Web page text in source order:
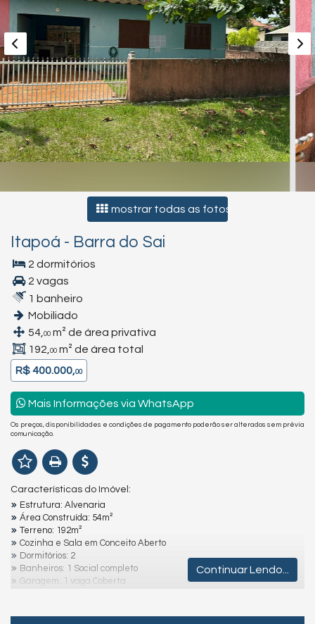
mostrar todas as fotos
Itapoá - Barra do Sai
2 dormitórios
2 vagas
1 banheiro
Mobiliado
54, 00 m² de área privativa
192, 00 m² de área total
R$ 400.000,00
Mais Informações via WhatsApp
Os preços, disponibilidades e condições de pagamento poderão ser alterados sem prévia
comunicação.
Características do Imóvel:
Estrutura: Alvenaria
Área Construída: 54m²
Terreno: 192m²
Cozinha e Sala em Conceito Aberto
Dormitórios: 2
Banheiros: 1 Social completo
Garagem: 1 vaga Coberta
Destaques e Diferenciais:
Continuar Lendo...